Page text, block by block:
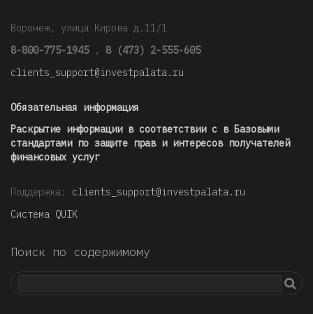
Воронеж, улица Кирова д.11/1
8-800-775-1945 , 8 (473) 2-555-605
clients_support@investpalata.ru
Обязательная информация
Раскрытие информации в соответствии с в Базовыми
стандартами по защите прав и интересов получателей
финансовых услуг
Поддержка: clients_support@investpalata.ru
Система QUIK
Поиск по содержимому